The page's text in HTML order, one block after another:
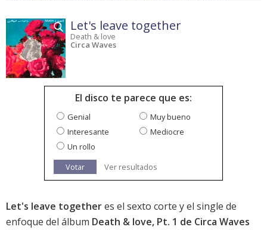
Let's leave together
Death & love
Circa Waves
El disco te parece que es:
Genial
Muy bueno
Interesante
Mediocre
Un rollo
Votar
Ver resultados
Let's leave togetheres el sexto corte y el single de
enfoque del álbum Death & love, Pt. 1 de Circa Waves